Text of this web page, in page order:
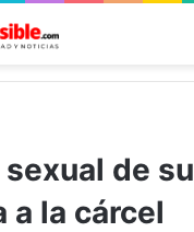
de su
a la cárcel